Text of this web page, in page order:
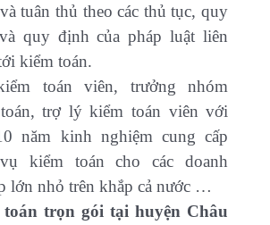
tuân thủ theo các thủ tục, quy
quy định của pháp luật liên
kiểm toán.
toán viên, trưởng nhóm
trợ lý kiểm toán viên với
năm kinh nghiệm cung cấp
kiểm toán cho các doanh
lớn nhỏ trên khắp cả nước …
toán trọn gói tại huyện Châu